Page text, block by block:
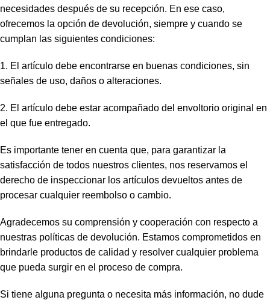
necesidades después de su recepción. En ese caso,
ofrecemos la opción de devolución, siempre y cuando se
cumplan las siguientes condiciones:
1. El artículo debe encontrarse en buenas condiciones, sin
señales de uso, daños o alteraciones.
2. El artículo debe estar acompañado del envoltorio original en
el que fue entregado.
Es importante tener en cuenta que, para garantizar la
satisfacción de todos nuestros clientes, nos reservamos el
derecho de inspeccionar los artículos devueltos antes de
procesar cualquier reembolso o cambio.
Agradecemos su comprensión y cooperación con respecto a
nuestras políticas de devolución. Estamos comprometidos en
brindarle productos de calidad y resolver cualquier problema
que pueda surgir en el proceso de compra.
Si tiene alguna pregunta o necesita más información, no dude